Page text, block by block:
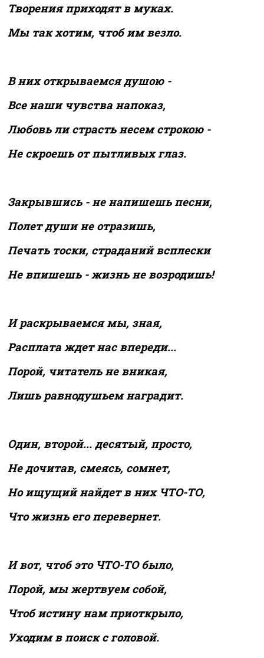
Творения приходят в муках.
Мы так хотим, чтоб им везло.
В них открываемся душою -
Все наши чувства напоказ,
Любовь ли страсть несем строкою -
Не скроешь от пытливых глаз.
Закрывшись - не напишешь песни,
Полет души не отразишь,
Печать тоски, страданий всплески
Не впишешь - жизнь не возродишь!
И раскрываемся мы, зная,
Расплата ждет нас впереди...
Порой, читатель не вникая,
Лишь равнодушьем наградит.
Один, второй... десятый, просто,
Не дочитав, смеясь, сомнет,
Но ищущий найдет в них ЧТО-ТО,
Что жизнь его перевернет.
И вот, чтоб это ЧТО-ТО было,
Порой, мы жертвуем собой,
Чтоб истину нам приоткрыло,
Уходим в поиск с головой.